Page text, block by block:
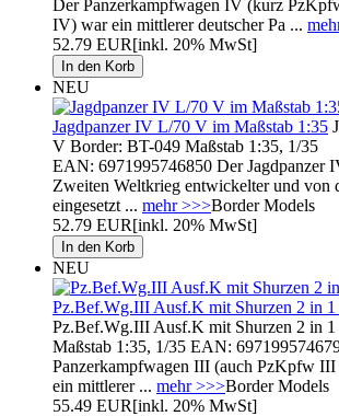
Der Panzerkampfwagen IV (kurz
IV) war ein mittlerer deutscher Pa ...
52.79 EUR[inkl. 20% MwSt]
NEU
Jagdpanzer IV L/70 V im Maßstab 1:35
V Border: BT-049 Maßstab 1:35, 1/35
EAN: 6971995746850 Der Jagdpanzer
Zweiten Weltkrieg entwickelter und von
eingesetzt ... mehr >>>Border Models
52.79 EUR[inkl. 20% MwSt]
NEU
Pz.Bef.Wg.III Ausf.K mit Shurzen 2 in 1
Pz.Bef.Wg.III Ausf.K mit Shurzen 2 in
Maßstab 1:35, 1/35 EAN:
Panzerkampfwagen III (auch PzKpfw
ein mittlerer ... mehr >>>Border Models
55.49 EUR[inkl. 20% MwSt]